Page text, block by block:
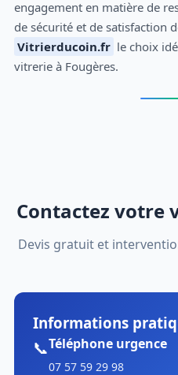
engagement en matière de
de sécurité et de satisfaction
Vitrierducoin.fr le choix
vitrerie à Fougères.
Contactez votre
Devis gratuit et
Informations
📞Téléphone urgence
07 57 59 29 98